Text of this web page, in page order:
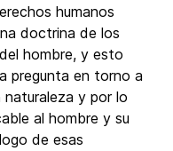
humanos
doctrina de los
hombre, y esto
pregunta en torno a
naturaleza y por lo
al hombre y su
de esas